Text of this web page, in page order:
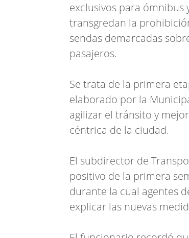
exclusivos para
transgredan la
sendas demarcadas
pasajeros.
Se trata de la primera
elaborado por la
agilizar el tránsito y
céntrica de la ciudad.
El subdirector de
positivo de la primera
durante la cual agentes
explicar las nuevas